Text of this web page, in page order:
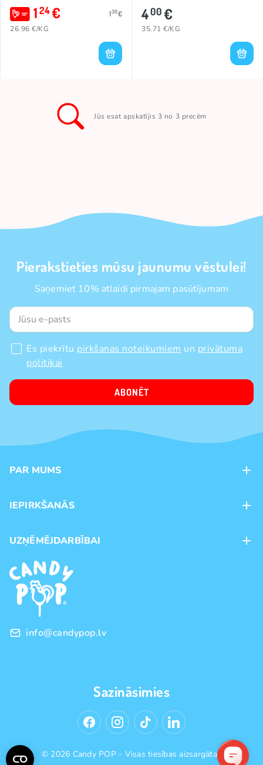
124€ 130€
26.96 €/KG
400€
35.71 €/KG
Jūs esat apskatījis 3 no 3 precēm
Pierakstieties mūsu jaunumu vēstulei!
Saņemiet 10% atlaidi pirmajam pasūtījumam
Es piekrītu pirkšanas noteikumiem un privātuma
politikai
ABONĒT
PAR MUMS
Veikali
Preču zīmoli
IEPIRKŠANĀS
Piegāde
Pirkšanas noteikumi
Privātuma politika
UZŅĒMĒJDARBĪBAI
Franšīze
Vairumtirdzniecība
info@candypop.lv
Sazināsimies
© 2026 Candy POP - Visas tiesības aizsargātas